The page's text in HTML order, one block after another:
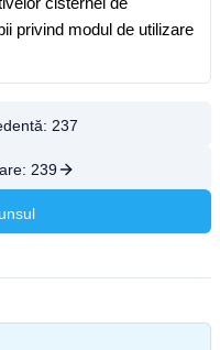
privind modul de utilizare
237
239